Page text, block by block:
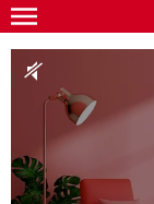
Skip
to
main
content
Gwiazdy
Ludzie
Moda
Uroda